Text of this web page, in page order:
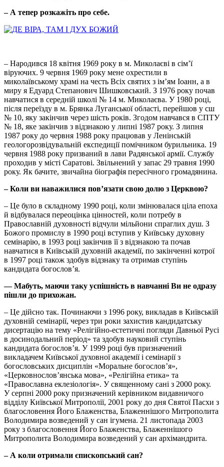
– А тепер розкажіть про себе.
– Народився 18 квітня 1969 року в м. Миколаєві в сім’ї
віруючих. 9 червня 1969 року мене охрестили в
миколаївському храмі на честь Всіх святих з ім’ям Іоанн, а в
миру я Едуард Степанович Шишковський. З 1976 року почав
навчатися в середній школі № 14 м. Миколаєва. У 1980 році,
після переїзду в м. Брянка Луганської області, перейшов у сш
№ 10, яку закінчив через шість років. Згодом навчався в СПТУ
№ 18, яке закінчив з відзнакою у липні 1987 року. З липня
1987 року до червня 1988 року працював у Ленінській
геологорозвідувальній експедиції помічником бурильника. 19
червня 1988 року призваний в лави Радянської армії. Службу
проходив у місті Саратові. Звільнений у запас 29 травня 1990
року. Як бачите, звичайна біографія пересічного громадянина.
–Коли ви наважилися пов’язати свою долю з Церквою?
– Це було в складному 1990 році, коли змінювалася ціла епоха
й відбувалася переоцінка цінностей, коли потребу в
Православній духовності відчули мільйони спраглих душ. З
Божого промислу в 1990 році вступив у Київську духовну
семінарію, в 1993 році закінчив її з відзнакою та почав
навчатися в Київській духовній академії, по закінченні котрої
в 1997 році також здобув відзнаку та отримав ступінь
кандидата богослов’я.
— Мабуть, маючи таку успішність в навчанні Ви не одразу
пішли до прихожан.
– Це дійсно так. Починаючи з 1996 року, викладав в Київській
духовній семінарії, через три роки захистив кандидатську
дисертацію на тему «Релігійно-естетичні погляди Давньої Русі
в досинодальний період» та здобув науковий ступінь
кандидата богослов’я. У 1999 році був призначений
викладачем Київської духовної академії і семінарії з
богословських дисциплін «Моральне богослов’я»,
«Церковнослов’янська мова», «Релігійна етика» та
«Православна еклезіологія». У священному сані з 2000 року.
У серпні 2000 року призначений керівником видавничого
відділу Київської Митрополії, 2001 року до дня Святої Пасхи з
благословення Його Блаженства, Блаженнішого Митрополита
Володимира возведений у сан ігумена. 21 листопада 2003
року з благословення Його Блаженства, Блаженнішого
Митрополита Володимира возведений у сан архімандрита.
– А коли отримали єпископський сан?